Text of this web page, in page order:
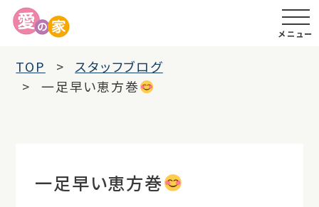
メニュー
TOP
スタッフブログ
一足早い恵方巻
一足早い恵方巻